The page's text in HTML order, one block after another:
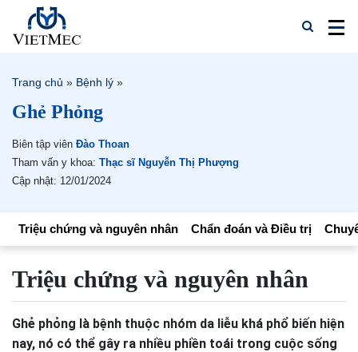
Trang chủ » Bệnh lý »
Ghẻ Phỏng
Biên tập viên Đào Thoan
Tham vấn y khoa: Thạc sĩ Nguyễn Thị Phượng
Cập nhật: 12/01/2024
Triệu chứng và nguyên nhân Chẩn đoán và Điều trị
Triệu chứng và nguyên nhân
Ghẻ phỏng là bệnh thuộc nhóm da liễu khá phổ biến hiện
nay, nó có thể gây ra nhiều phiền toái trong cuộc sống